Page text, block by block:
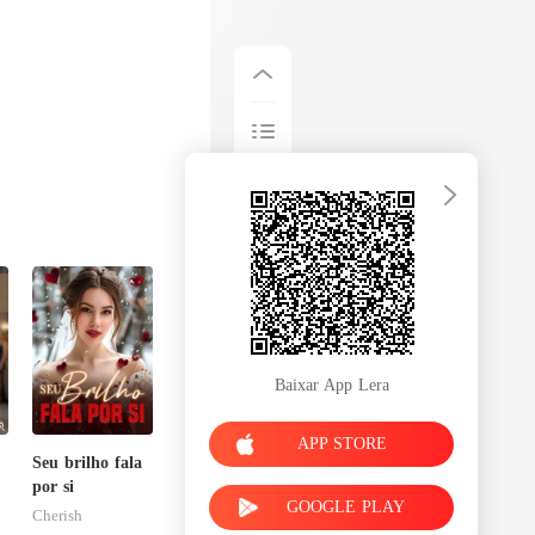
Seu brilho fala
por si
Cherish
Baixar App Lera
APP STORE
GOOGLE PLAY